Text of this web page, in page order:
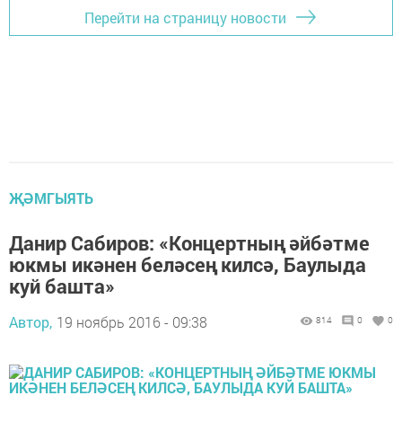
Перейти на страницу новости
ҖӘМГЫЯТЬ
Данир Сабиров: «Концертның әйбәтме
юкмы икәнен беләсең килсә, Баулыда
куй башта»
Автор, 19 ноябрь 2016 - 09:38 814 0 0